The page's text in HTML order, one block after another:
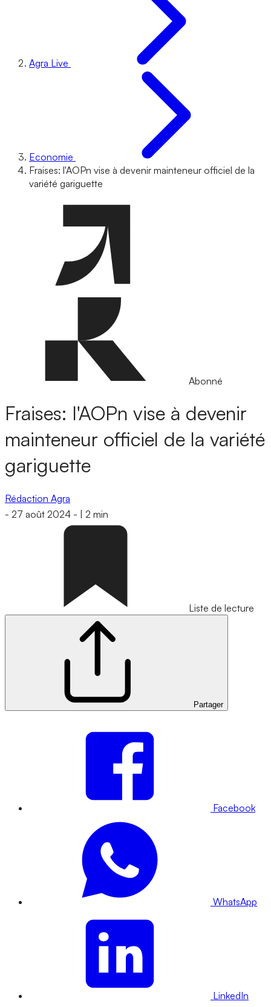
Agra Live
Economie
Fraises: l'AOPn vise à devenir mainteneur officiel de la
variété gariguette
Abonné
Fraises: l'AOPn vise à devenir
mainteneur officiel de la variété
gariguette
Rédaction Agra
- 27 août 2024 - 2 min
Liste de lecture
Partager
Facebook
WhatsApp
LinkedIn